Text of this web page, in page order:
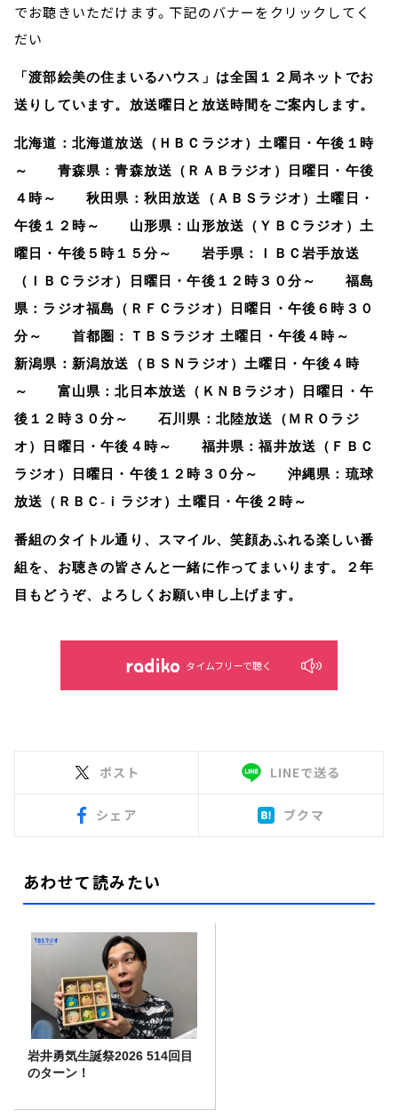
でお聴きいただけます。下記のバナーをクリックしてく
だい
「渡部絵美の住まいるハウス」は全国１２局ネットでお
送りしています。放送曜日と放送時間をご案内します。
北海道：北海道放送（ＨＢＣラジオ）土曜日・午後１時
～ 青森県：青森放送（ＲＡＢラジオ）日曜日・午後
４時～ 秋田県：秋田放送（ＡＢＳラジオ）土曜日・
午後１２時～ 山形県：山形放送（ＹＢＣラジオ）土
曜日・午後５時１５分～ 岩手県：ＩＢＣ岩手放送
（ＩＢＣラジオ）日曜日・午後１２時３０分～ 福島
県：ラジオ福島（ＲＦＣラジオ）日曜日・午後６時３０
分～ 首都圏：ＴＢＳラジオ 土曜日・午後４時～
新潟県：新潟放送（ＢＳＮラジオ）土曜日・午後４時
～ 富山県：北日本放送（ＫＮＢラジオ）日曜日・午
後１２時３０分～ 石川県：北陸放送（ＭＲＯラジ
オ）日曜日・午後４時～ 福井県：福井放送（ＦＢＣ
ラジオ）日曜日・午後１２時３０分～ 沖縄県：琉球
放送（ＲＢＣ‐ｉラジオ）土曜日・午後２時～
番組のタイトル通り、スマイル、笑顔あふれる楽しい番
組を、お聴きの皆さんと一緒に作ってまいります。２年
目もどうぞ、よろしくお願い申し上げます。
タイムフリーで聴く
ポスト LINEで送る
シェア ブクマ
あわせて読みたい
岩井勇気生誕祭2026 514回目
のターン！